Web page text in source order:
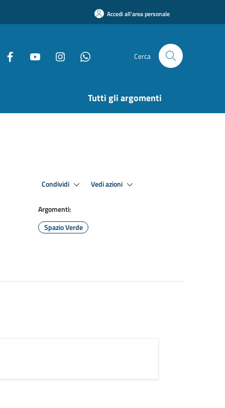
Accedi all'area personale
Cerca
Tutti gli argomenti
Condividi Vedi azioni
Argomenti:
Spazio Verde